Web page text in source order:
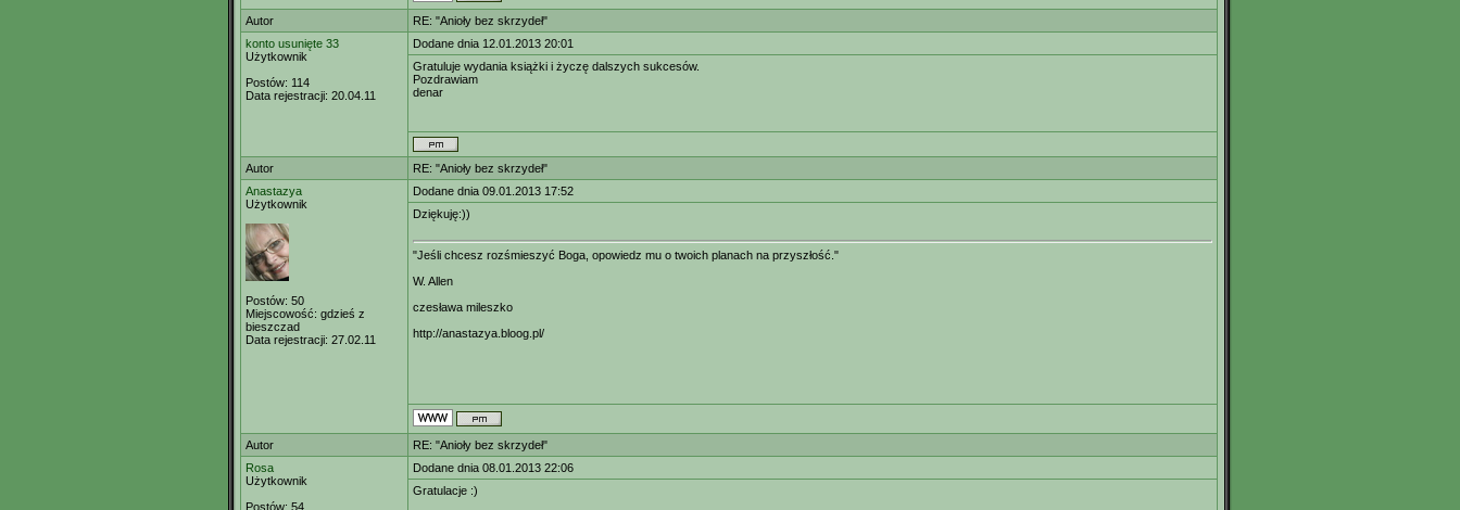
Autor
RE: "Anioły bez skrzydeł"
konto usunięte 33
Użytkownik
Postów: 114
Data rejestracji: 20.04.11
Dodane dnia 12.01.2013 20:01
Gratuluje wydania książki i życzę dalszych sukcesów.
Pozdrawiam
denar
Autor
RE: "Anioły bez skrzydeł"
Anastazya
Użytkownik
Postów: 50
Miejscowość: gdzieś z
bieszczad
Data rejestracji: 27.02.11
Dodane dnia 09.01.2013 17:52
Dziękuję:))
"Jeśli chcesz rozśmieszyć Boga, opowiedz mu o twoich planach na przyszłość."
W. Allen
czesława mileszko
http://anastazya.bloog.pl/
Autor
RE: "Anioły bez skrzydeł"
Rosa
Użytkownik
Postów: 54
Dodane dnia 08.01.2013 22:06
Gratulacje :)